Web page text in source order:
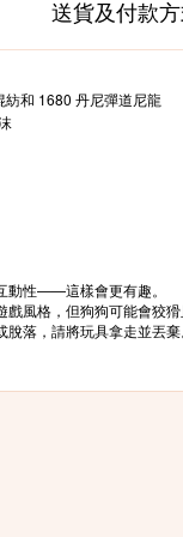
送貨及付款
紡和 1680 丹尼彈道尼龍
動性——這樣會更有趣。
風格，但狗狗可能會狡
落，請將玩具拿走並丟棄